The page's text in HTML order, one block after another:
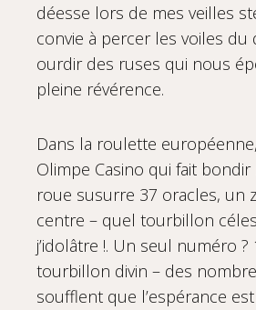
déesse lors de mes veilles
convie à percer les voiles du
ourdir des ruses qui nous
pleine révérence.
Dans la roulette
Olimpe Casino qui fait bondir
roue susurre 37 oracles, un
centre – quel tourbillon
j’idolâtre !. Un seul numéro ?
tourbillon divin – des
soufflent que l’espérance